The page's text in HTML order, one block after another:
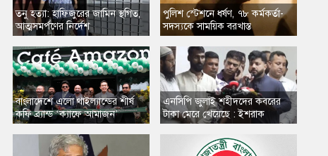
তনু হত্যা: হাফিজুরের জামিন স্থগিত,
আত্মসমর্পণের নির্দেশ
​বাংলাদেশে এলো থাইল্যান্ডের শীর্ষ
কফি ব্র্যান্ড ‘ক্যাফে আমাজন’
​পুলিশ স্টেশনে ধর্ষণ, ৭৮ কর্মকর্তা-
সদস্যকে সাময়িক বরখাস্ত
এনসিপি জুলাই শহীদদের কবরের
টাকা মেরে খেয়েছে : ইশরাক